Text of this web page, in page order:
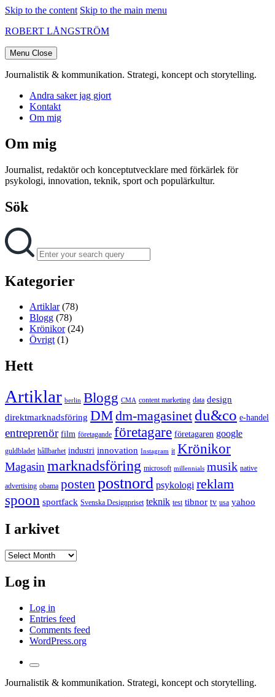
Skip to the content Skip to the main menu
ROBERT LÅNGSTRÖM
Menu Close
Journalistik & kommunikation. Strategi, koncept och storytelling.
Andra saker jag gjort
Kontakt
Om mig
Om mig
Journalist, redaktör och konceptutvecklare med förkärlek för
psykologi, innovation, teknik, sport och populärkultur.
Sök
Search
for:
Kategorier
Artiklar(78)
Blogg (78)
Krönikor(24)
Övrigt(1)
Hett
Artiklar berlin Blogg CMA content marketing data design
direktmarknadsföring DMdm-magasinet du&co e-handel
entreprenör film företagande företagare företagaren google
guldbladet hållbarhet industri innovation Instagram it Krönikor
Magasinmarknadsföring microsoft millennials musik native
advertising obama posten postnord psykologi reklam
spoon sportfack Svenska Designpriset teknik test tibnor tv usa yahoo
I arkivet
Log in
Log in
Entries feed
Comments feed
WordPress.org
Toggle
the
search
Journalistik & kommunikation. Strategi, koncept och storytelling.